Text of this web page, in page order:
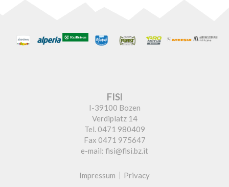
FISI
I-39100 Bozen
Verdiplatz 14
Tel. 0471 980409
Fax 0471 975647
e-mail: fisi@fisi.bz.it
Impressum Privacy